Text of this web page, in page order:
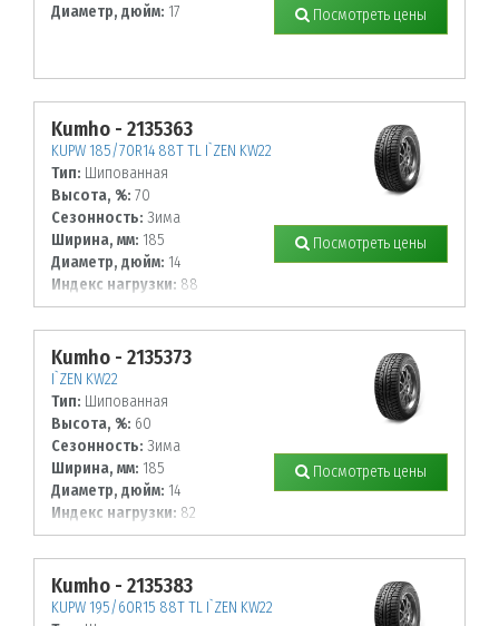
Диаметр, дюйм: 17 Посмотреть цены
Kumho - 2135363
KUPW 185/70R14 88T TL I`ZEN KW22
Тип: Шипованная
Высота, %: 70
Сезонность: Зима
Ширина, мм: 185
Диаметр, дюйм: 14
Индекс нагрузки: 88
Индекс скорости:T
Посмотреть цены
Kumho - 2135373
I`ZEN KW22
Тип: Шипованная
Высота, %: 60
Сезонность: Зима
Ширина, мм: 185
Диаметр, дюйм: 14
Индекс нагрузки: 82
Индекс скорости:T
Посмотреть цены
Kumho - 2135383
KUPW 195/60R15 88T TL I`ZEN KW22